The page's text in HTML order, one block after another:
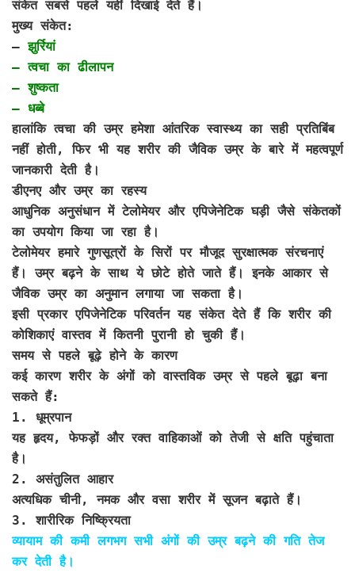
संकेत सबसे पहले यहीं दिखाई देते हैं।
मुख्य संकेत:
–झुर्रियां
– त्वचा का ढीलापन
– शुष्कता
– धब्बे
हालांकि त्वचा की उम्र हमेशा आंतरिक स्वास्थ्य का सही प्रतिबिंब
नहीं होती, फिर भी यह शरीर की जैविक उम्र के बारे में महत्वपूर्ण
जानकारी देती है।
डीएनए और उम्र का रहस्य
आधुनिक अनुसंधान में टेलोमेयर और एपिजेनेटिक घड़ी जैसे संकेतकों
का उपयोग किया जा रहा है।
टेलोमेयर हमारे गुणसूत्रों के सिरों पर मौजूद सुरक्षात्मक संरचनाएं
हैं। उम्र बढ़ने के साथ ये छोटे होते जाते हैं। इनके आकार से
जैविक उम्र का अनुमान लगाया जा सकता है।
इसी प्रकार एपिजेनेटिक परिवर्तन यह संकेत देते हैं कि शरीर की
कोशिकाएं वास्तव में कितनी पुरानी हो चुकी हैं।
समय से पहले बूढ़े होने के कारण
कई कारण शरीर के अंगों को वास्तविक उम्र से पहले बूढ़ा बना
सकते हैं:
1. धूम्रपान
यह हृदय, फेफड़ों और रक्त वाहिकाओं को तेजी से क्षति पहुंचाता
है।
2. असंतुलित आहार
अत्यधिक चीनी, नमक और वसा शरीर में सूजन बढ़ाते हैं।
3. शारीरिक निष्क्रियता
व्यायाम की कमी लगभग सभी अंगों की उम्र बढ़ने की गति तेज
कर देती है।